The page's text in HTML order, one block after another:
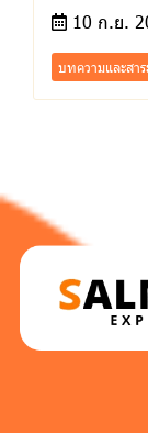
10 ก.ย.
บทความและสาร